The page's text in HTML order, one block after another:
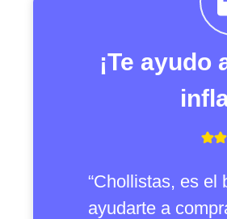
¡Te ayudo
“Chollistas, es el
ayudarte a